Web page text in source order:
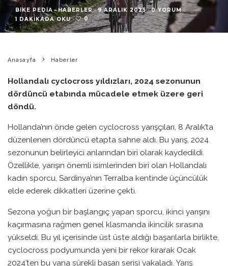
BIKE PEDIA · HABERLER · 9 ARALIK 2025 · 0 YORUM ·
1 DAKIKADA OKU · 0
Anasayfa Haberler
Hollandalı cyclocross yıldızları, 2024 sezonunun
dördüncü etabında mücadele etmek üzere geri
döndü.
Hollanda’nın önde gelen cyclocross yarışçıları, 8 Aralık’ta
düzenlenen dördüncü etapta sahne aldı. Bu yarış, 2024
sezonunun belirleyici anlarından biri olarak kaydedildi.
Özellikle, yarışın önemli isimlerinden biri olan Hollandalı
kadın sporcu, Sardinya’nın Terralba kentinde üçüncülük
elde ederek dikkatleri üzerine çekti.
Sezona yoğun bir başlangıç yapan sporcu, ikinci yarışını
kaçırmasına rağmen genel klasmanda ikincilik sırasına
yükseldi. Bu yıl içerisinde üst üste aldığı başarılarla birlikte,
cyclocross podyumunda yeni bir rekor kırarak Ocak
2024’ten bu yana sürekli başarı serisi yakaladı. Yarış